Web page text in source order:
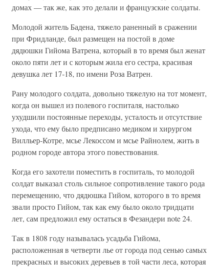
домах — так же, как это делали и французские солдаты.
Молодой житель Бадена, тяжело раненный в сражении
при Фридланде, был размещен на постой в доме
дядюшки Гийома Ватрена, который в то время был женат
около пяти лет и с которым жила его сестра, красивая
девушка лет 17-18, по имени Роза Ватрен.
Рану молодого солдата, довольно тяжелую на тот момент,
когда он вышел из полевого госпиталя, настолько
ухудшили постоянные переходы, усталость и отсутствие
ухода, что ему было предписано медиком и хирургом
Вилльер-Котре, мсье Лекоссом и мсье Райнолем, жить в
родном городе автора этого повествования.
Когда его захотели поместить в госпиталь, то молодой
солдат выказал столь сильное сопротивление такого рода
перемещению, что дядюшка Гийом, которого в то время
звали просто Гийом, так как ему было около тридцати
лет, сам предложил ему остаться в Фезандери note 24.
Так в 1808 году называлась усадьба Гийома,
расположенная в четверти лье от города под сенью самых
прекрасных и высоких деревьев в той части леса, которая